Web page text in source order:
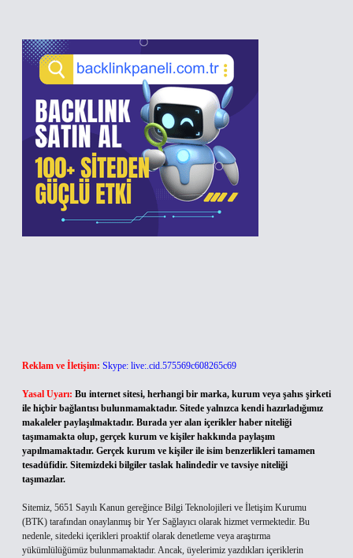
Reklam ve İletişim: Skype: live:.cid.575569c608265c69
Yasal Uyarı: Bu internet sitesi, herhangi bir marka, kurum veya şahıs şirketi
ile hiçbir bağlantısı bulunmamaktadır. Sitede yalnızca kendi hazırladığımız
makaleler paylaşılmaktadır. Burada yer alan içerikler haber niteliği
taşımamakta olup, gerçek kurum ve kişiler hakkında paylaşım
yapılmamaktadır. Gerçek kurum ve kişiler ile isim benzerlikleri tamamen
tesadüfidir. Sitemizdeki bilgiler taslak halindedir ve tavsiye niteliği
taşımazlar.
Sitemiz, 5651 Sayılı Kanun gereğince Bilgi Teknolojileri ve İletişim Kurumu
(BTK) tarafından onaylanmış bir Yer Sağlayıcı olarak hizmet vermektedir. Bu
nedenle, sitedeki içerikleri proaktif olarak denetleme veya araştırma
yükümlülüğümüz bulunmamaktadır. Ancak, üyelerimiz yazdıkları içeriklerin